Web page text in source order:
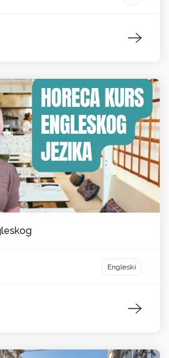
Engleski